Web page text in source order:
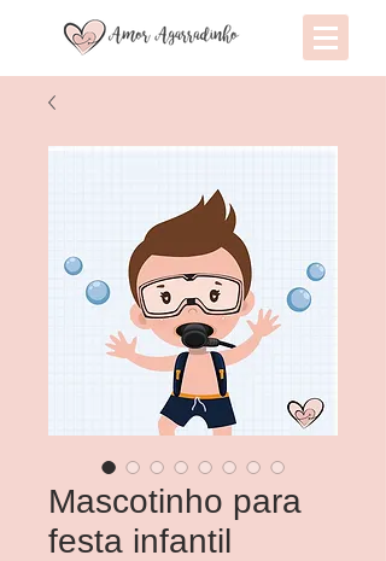
Mascotinho para
festa infantil